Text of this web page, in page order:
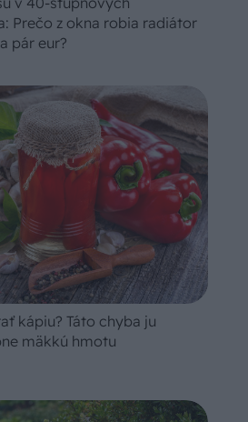
Prečo z okna robia radiátor
pár eur?
kápiu? Táto chyba ju
mäkkú hmotu